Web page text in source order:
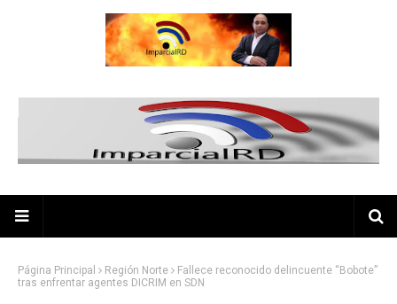
Página Principal Región Norte
Fallece reconocido delincuente “Bobote”
tras enfrentar agentes DICRIM en SDN